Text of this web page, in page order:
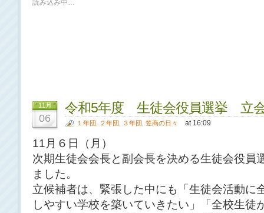
読み込み中…
11月
06
令和5年度 生徒会役員選挙 立
at 16:09
１年団 ２年団 ３年団 笠商の日々
11月６日（月）
次期生徒会会長と副会長を決める生徒会役員
ました。
立候補者は、緊張した中にも「生徒会活動に
しやすい学校を築いていきたい」「全校生徒